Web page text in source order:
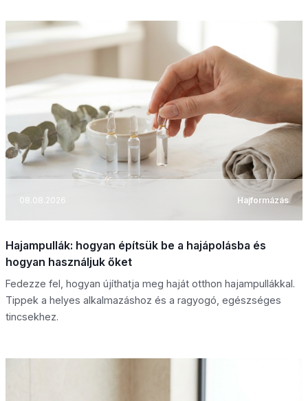
08.08.2026 Hajformázás
Hajampullák: hogyan építsük be a hajápolásba és
hogyan használjuk őket
Fedezze fel, hogyan újíthatja meg haját otthon hajampullákkal.
Tippek a helyes alkalmazáshoz és a ragyogó, egészséges
tincsekhez.